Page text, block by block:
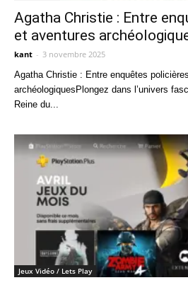
Agatha Christie : Entre
et aventures
kant - 3 novembre 2025
Agatha Christie : Entre enquêtes
archéologiquesPlongez dans l’univers
Reine du...
Jeux Vidéo / Lets Play